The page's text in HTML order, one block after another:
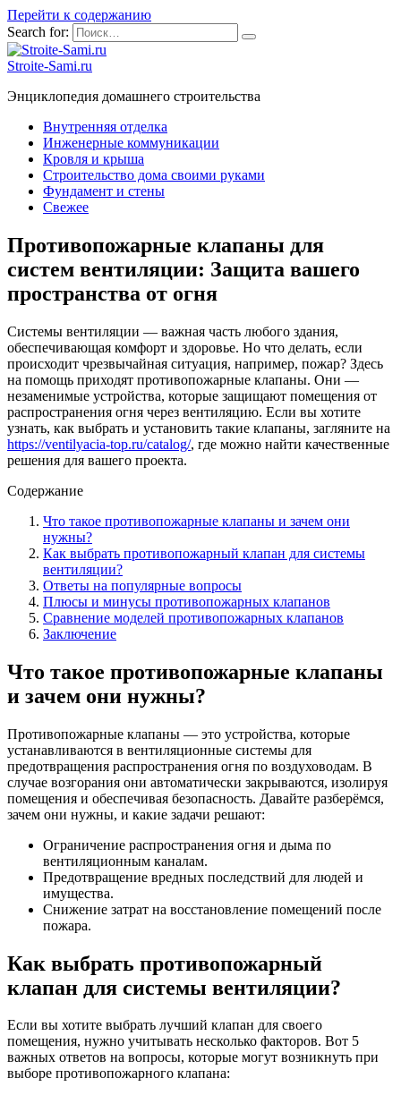
Перейти к содержанию
Search for:
Stroite-Sami.ru
Энциклопедия домашнего строительства
Внутренняя отделка
Инженерные коммуникации
Кровля и крыша
Строительство дома своими руками
Фундамент и стены
Свежее
Противопожарные клапаны для
систем вентиляции: Защита вашего
пространства от огня
Системы вентиляции — важная часть любого здания,
обеспечивающая комфорт и здоровье. Но что делать, если
происходит чрезвычайная ситуация, например, пожар? Здесь
на помощь приходят противопожарные клапаны. Они —
незаменимые устройства, которые защищают помещения от
распространения огня через вентиляцию. Если вы хотите
узнать, как выбрать и установить такие клапаны, загляните на
https://ventilyacia-top.ru/catalog/, где можно найти качественные
решения для вашего проекта.
Содержание
Что такое противопожарные клапаны и зачем они
нужны?
Как выбрать противопожарный клапан для системы
вентиляции?
Ответы на популярные вопросы
Плюсы и минусы противопожарных клапанов
Сравнение моделей противопожарных клапанов
Заключение
Что такое противопожарные клапаны
и зачем они нужны?
Противопожарные клапаны — это устройства, которые
устанавливаются в вентиляционные системы для
предотвращения распространения огня по воздуховодам. В
случае возгорания они автоматически закрываются, изолируя
помещения и обеспечивая безопасность. Давайте разберёмся,
зачем они нужны, и какие задачи решают:
Ограничение распространения огня и дыма по
вентиляционным каналам.
Предотвращение вредных последствий для людей и
имущества.
Снижение затрат на восстановление помещений после
пожара.
Как выбрать противопожарный
клапан для системы вентиляции?
Если вы хотите выбрать лучший клапан для своего
помещения, нужно учитывать несколько факторов. Вот 5
важных ответов на вопросы, которые могут возникнуть при
выборе противопожарного клапана: